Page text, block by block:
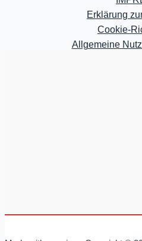
Erklärung
Cookie-
Allgemeine